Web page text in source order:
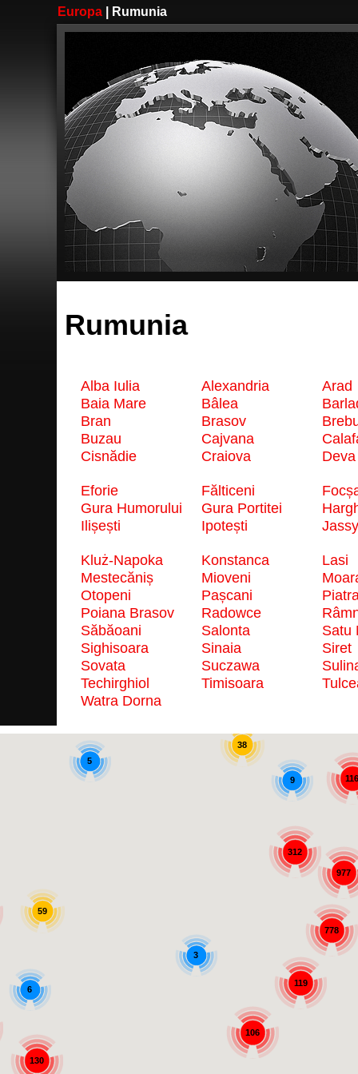
Europa| Rumunia
Rumunia
Alba Iulia Alexandria
Arad
Baia Mare
Bâlea
Bran
Brasov
Buzau
Cajvana
Cisnădie
Craiova Deva
Eforie Fălticeni
Gura Humorului
Gura Portitei
Ilișești
Ipotești Jassy
Kluż-Napoka Konstanca
Lasi
Mestecăniș
Mioveni
Otopeni
Pașcani
Poiana Brasov
Radowce
Săbăoani
Salonta
Satu
Sighisoara
Sinaia
Siret
Sovata
Suczawa
Techirghiol
Timisoara
Watra Dorna
106
119
130
6
2
5
59
778
977
312
38
3
9